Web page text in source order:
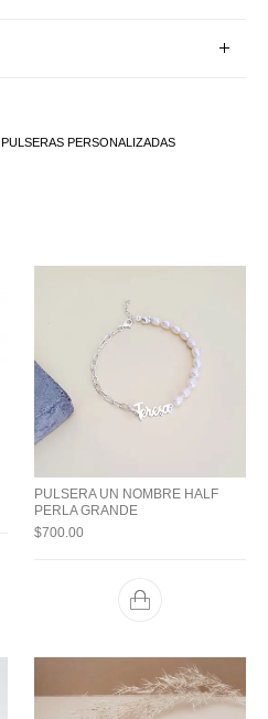
,PULSERAS PERSONALIZADAS
PULSERA UN NOMBRE HALF
PERLA GRANDE
$700.00